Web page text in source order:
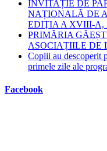
INVITAȚIE DE
NAȚIONALĂ DE
EDIŢIA A XVIII-A,
PRIMĂRIA
ASOCIAȚIILE DE
Copiii au descoperit
primele zile ale
Facebook